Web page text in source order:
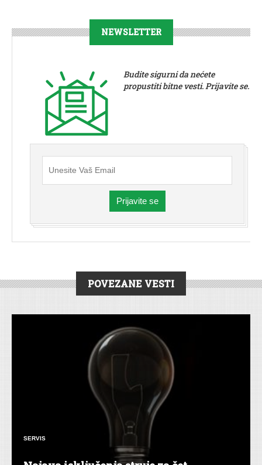
NEWSLETTER
Budite sigurni da nećete
propustiti bitne vesti. Prijavite se.
Prijavite se
POVEZANE VESTI
SERVIS